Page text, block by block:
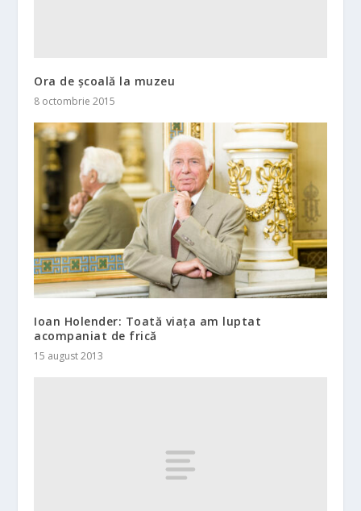
Ora de şcoală la muzeu
8 octombrie 2015
Ioan Holender: Toată viața am luptat
acompaniat de frică
15 august 2013